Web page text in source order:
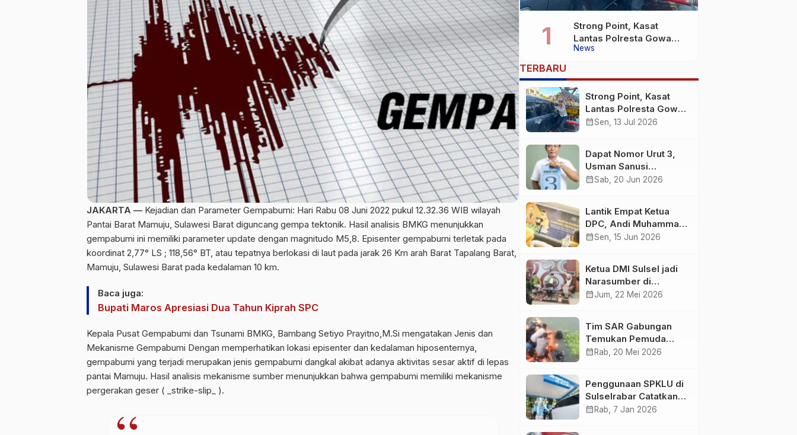
JAKARTA — Kejadian dan Parameter Gempabumi: Hari Rabu 08 Juni 2022 pukul 12.32.36 WIB wilayah
Pantai Barat Mamuju, Sulawesi Barat diguncang gempa tektonik. Hasil analisis BMKG menunjukkan
gempabumi ini memiliki parameter update dengan magnitudo M5,8. Episenter gempabumi terletak pada
koordinat 2,77° LS ; 118,56° BT, atau tepatnya berlokasi di laut pada jarak 26 Km arah Barat Tapalang Barat,
Mamuju, Sulawesi Barat pada kedalaman 10 km.
Baca juga:
Bupati Maros Apresiasi Dua Tahun Kiprah SPC
Kepala Pusat Gempabumi dan Tsunami BMKG, Bambang Setiyo Prayitno,M.Si mengatakan Jenis dan
Mekanisme Gempabumi Dengan memperhatikan lokasi episenter dan kedalaman hiposenternya,
gempabumi yang terjadi merupakan jenis gempabumi dangkal akibat adanya aktivitas sesar aktif di lepas
pantai Mamuju. Hasil analisis mekanisme sumber menunjukkan bahwa gempabumi memiliki mekanisme
pergerakan geser ( _strike-slip_ ).
News
Strong Point, Kasat
Lantas Polresta Gowa
Sigap Bantu Korban
TERBARU
Strong Point, Kasat
Lantas Polresta Gowa
Sigap Bantu Korban
calendar_monthSen, 13 Jul 2026
Dapat Nomor Urut 3,
Usman Sanusi
Komitmen Jadikan
calendar_monthSab, 20 Jun 2026
Lantik Empat Ketua
DPC, Andi Muhammad
: Harus Bermental
calendar_monthSen, 15 Jun 2026
Ketua DMI Sulsel jadi
Narasumber di
Kompas Tv
calendar_monthJum, 22 Mei 2026
Tim SAR Gabungan
Temukan Pemuda
Loncat ke Sungai
calendar_month Rab, 20 Mei 2026
Penggunaan SPKLU di
Sulselrabar Catatkan
Kenaikan Tiga Kali
calendar_month Rab, 7 Jan 2026